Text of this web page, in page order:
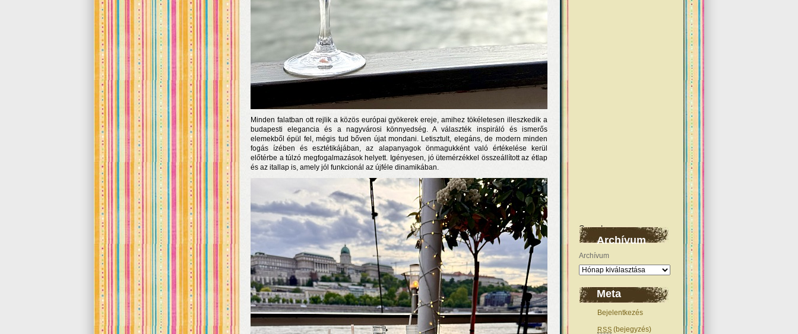
Archívum
Archívum
Meta
Bejelentkezés
RSS (bejegyzés)
Minden falatban ott rejlik a közös európai gyökerek ereje, amihez tökéletesen illeszkedik a
budapesti elegancia és a nagyvárosi könnyedség. A választék inspiráló és ismerős
elemekből épül fel, mégis tud bőven újat mondani. Letisztult, elegáns, de modern minden
fogás ízében és esztétikájában, az alapanyagok önmagukként való értékelése kerül
előtérbe a túlzó megfogalmazások helyett. Igényesen, jó ütemérzékkel összeállított az étlap
és az itallap is, amely jól funkcionál az újféle dinamikában.